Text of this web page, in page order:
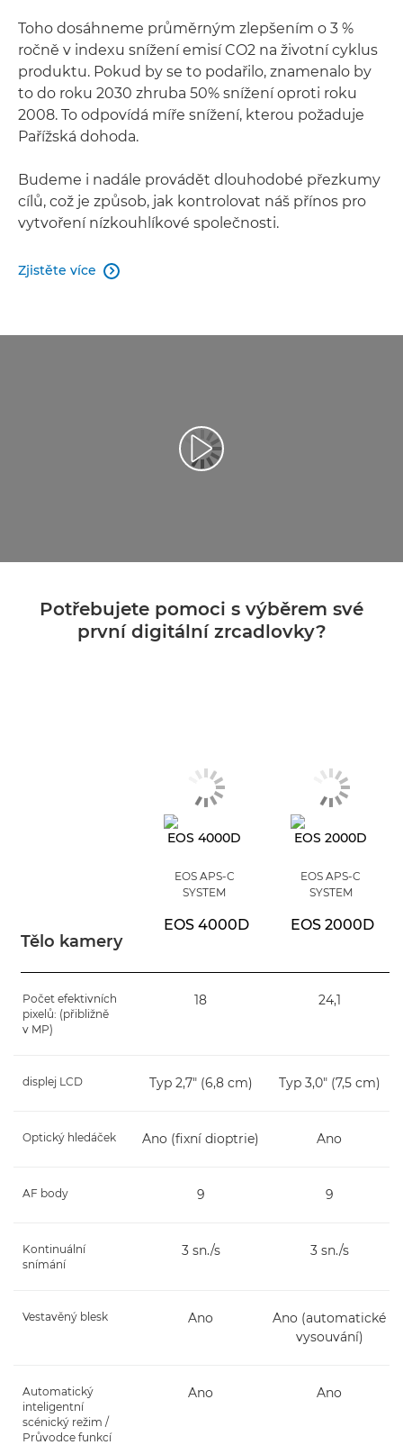
Toho dosáhneme průměrným zlepšením o 3 %
ročně v indexu snížení emisí CO2 na životní cyklus
produktu. Pokud by se to podařilo, znamenalo by
to do roku 2030 zhruba 50% snížení oproti roku
2008. To odpovídá míře snížení, kterou požaduje
Pařížská dohoda.
Budeme i nadále provádět dlouhodobé přezkumy
cílů, což je způsob, jak kontrolovat náš přínos pro
vytvoření nízkouhlíkové společnosti.
Zjistěte více 
Potřebujete pomoci s výběrem své
první digitální zrcadlovky?
Tělo kamery
EOS APS-C
SYSTEM
EOS 4000D
EOS APS-C
SYSTEM
EOS 2000D
Počet efektivních
pixelů: (přibližně
v MP)
18 24,1
displej LCD Typ 2,7" (6,8 cm) Typ 3,0" (7,5 cm)
Optický hledáček Ano (fixní dioptrie) Ano
AF body 9 9
Kontinuální
snímání
3 sn./s 3 sn./s
Vestavěný blesk Ano
Ano (automatické
vysouvání)
Automatický
inteligentní
scénický režim /
Průvodce funkcí
Ano Ano